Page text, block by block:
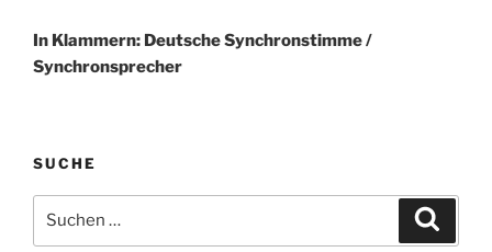
In Klammern: Deutsche Synchronstimme /
Synchronsprecher
SUCHE
nach: